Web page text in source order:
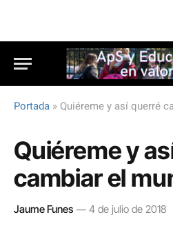
Portada » Quiéreme y así querré
Quiéreme y
cambiar el
Jaume Funes 4 de julio de 2018